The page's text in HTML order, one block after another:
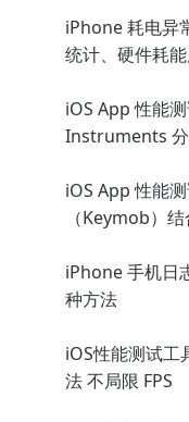
iPhone 耗电异
统计、硬件耗
iOS App 性能
Instruments
iOS App 性能
（Keymob）
iPhone 手机日
种方法
iOS性能测试
法 不局限 FPS